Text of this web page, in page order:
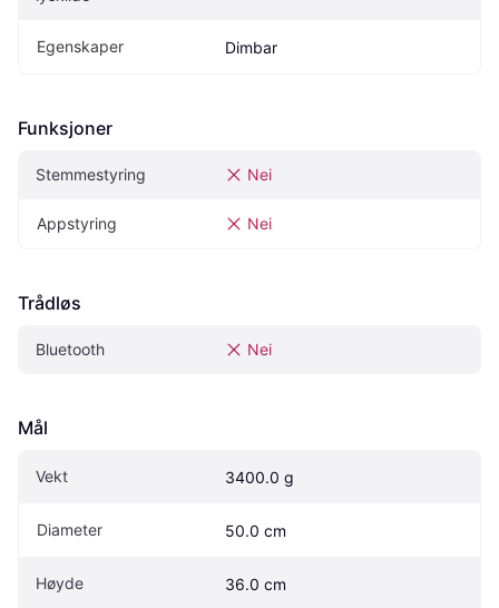
Egenskaper Dimbar
Funksjoner
Stemmestyring Nei
Appstyring Nei
Trådløs
Bluetooth Nei
Mål
Vekt 3400.0 g
Diameter 50.0 cm
Høyde 36.0 cm